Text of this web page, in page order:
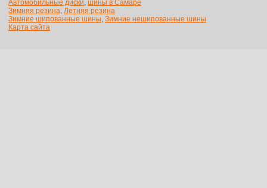
Автомобильные диски, шины в Самаре
Зимняя резина, Летняя резина
Зимние шипованные шины, Зимние нешипованные шины
Карта сайта